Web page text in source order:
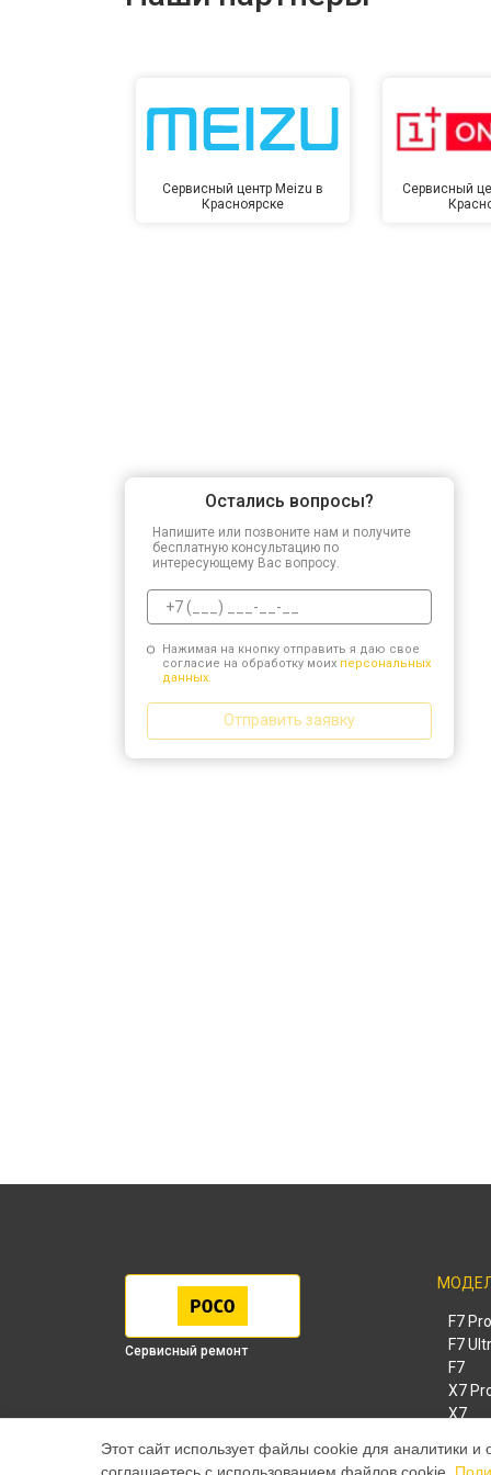
Сервисный центр Meizu в
Красноярске
Сервисный
Остались вопросы?
Напишите или позвоните нам и получите
бесплатную консультацию по
интересующему Вас вопросу.
Нажимая на кнопку отправить я даю свое
согласие на обработку моих персональных
данных.
Отправить заявку
Сервисный ремонт
F7 Pro
F7
F7
X7
X7
M8
Этот сайт использует файлы cookie для аналитики и
соглашаетесь с использованием файлов cookie.